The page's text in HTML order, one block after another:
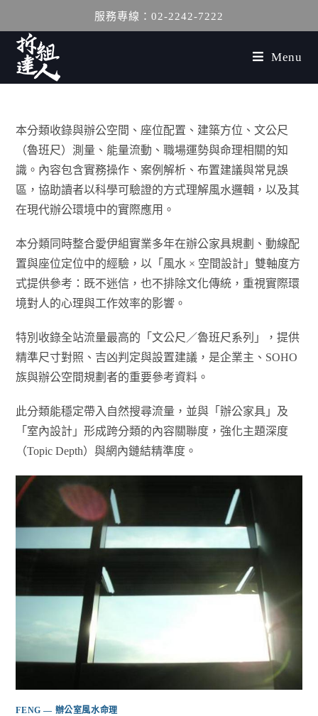
服務專線：02-2242-7222
Menu
本分類收錄與辦公空間、座位配置、建築方位、文公尺
（魯班尺）測量、能量流動、職場運勢與命理相關的知
識。內容包含實務操作、案例解析、布置建議與常見誤
區，協助讀者以科學可驗證的方式理解風水邏輯，以及其
在現代辦公環境中的實際應用。
本分類同時整合愛伊組實業多年在辦公家具規劃、動線配
置與座位定位中的經驗，以「風水 × 空間設計」雙軸度方
式提供參考：既不迷信，也不排除文化傳統，重視實際環
境對人的心理與工作效率的影響。
特別收錄全站流量最高的「文公尺／魯班尺系列」，提供
精準尺寸對照、吉凶判定與設置建議，是企業主、SOHO
族與辦公空間規劃者的重要參考資料。
此分類能穩定帶入自然搜尋流量，並與「辦公家具」及
「室內設計」形成跨分類的內容關聯度，強化主題深度
（Topic Depth）與網內鏈結精準度。
FENG — 辦公室風水命理